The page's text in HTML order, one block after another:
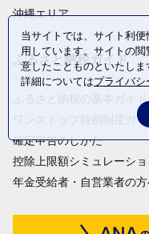
沖縄エリア
ふるさと納税ガイド
ふるさと納税の基本ガイド
ワンストップ特例制度ガイ
確定申告のしかた
控除上限額シミュレーショ
年金受給者・自営業者の
当サイトでは、サイト利
用しています。サイトの
意したことものといたしま
詳細についてはプライバシ